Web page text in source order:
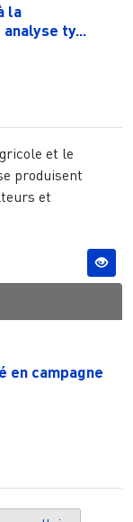
la
ty...
et le
produisent
et
en campagne